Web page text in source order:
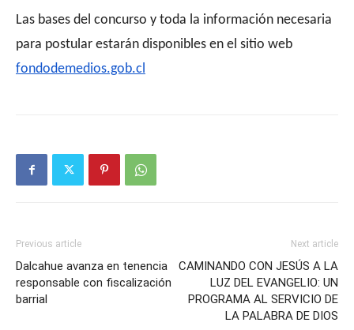
Las bases del concurso y toda la información necesaria
para postular estarán disponibles en el sitio web
fondodemedios.gob.cl
Previous article
Dalcahue avanza en tenencia
responsable con fiscalización
barrial
Next article
CAMINANDO CON JESÚS A LA
LUZ DEL EVANGELIO: UN
PROGRAMA AL SERVICIO DE
LA PALABRA DE DIOS